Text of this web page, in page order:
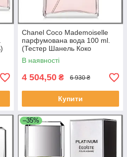
Chanel Coco Mademoiselle
парфумована вода 100 ml.
(Тестер Шанель Коко
Мадмуазель)
В наявності
4 504,50 ₴ 6 930 ₴
Купити
–35%